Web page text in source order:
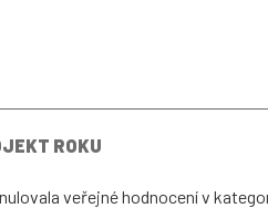
ROKU
veřejné hodnocení v